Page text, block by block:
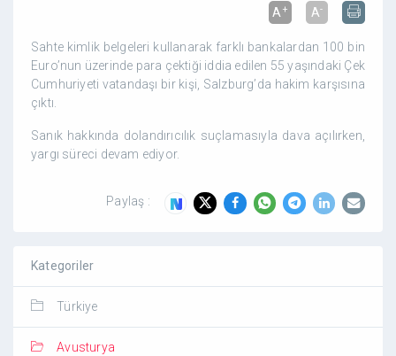
A+ A-
Sahte kimlik belgeleri kullanarak farklı bankalardan 100 bin
Euro’nun üzerinde para çektiği iddia edilen 55 yaşındaki Çek
Cumhuriyeti vatandaşı bir kişi, Salzburg’da hakim karşısına
çıktı.
Sanık hakkında dolandırıcılık suçlamasıyla dava açılırken,
yargı süreci devam ediyor.
Paylaş :
Kategoriler
Türkiye
Avusturya